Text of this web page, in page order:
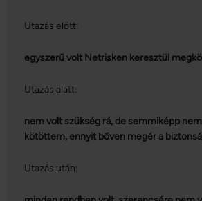
Utazás előtt:
egyszerű volt Netrisken keresztül
Utazás alatt:
nem volt szükség rá, de semmiképp
kötöttem, ennyit bőven megér a
Utazás után: